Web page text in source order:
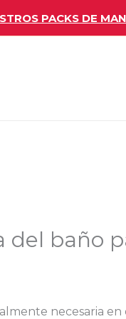
PACKS DE
del baño
necesaria en